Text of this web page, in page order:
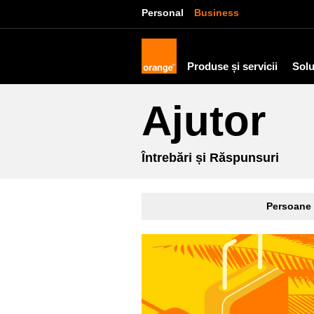
Personal Business
Produse și servicii
Ajutor
Întrebări și Răspunsuri